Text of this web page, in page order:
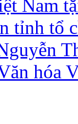
Nam
tỉnh tổ
hóa